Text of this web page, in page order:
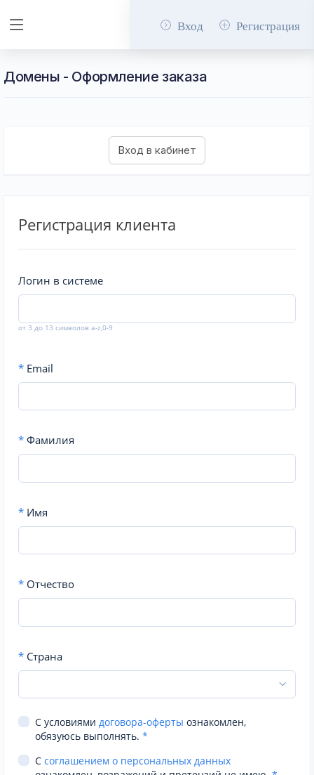
Вход Регистрация
Домены - Оформление заказа
Регистрация клиента
Логин в системе
от 3 до 13 символов a-z,0-9
* Email
* Фамилия
* Имя
* Отчество
* Страна
С условиями договора-оферты ознакомлен,
обязуюсь выполнять. *
С соглашением о персональных данных